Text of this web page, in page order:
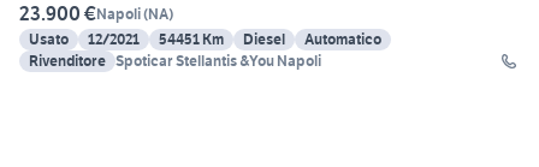
23.900 €Napoli(NA)
Usato
12/2021 54451 Km Diesel
Automatico
Rivenditore Spoticar Stellantis &You Napoli